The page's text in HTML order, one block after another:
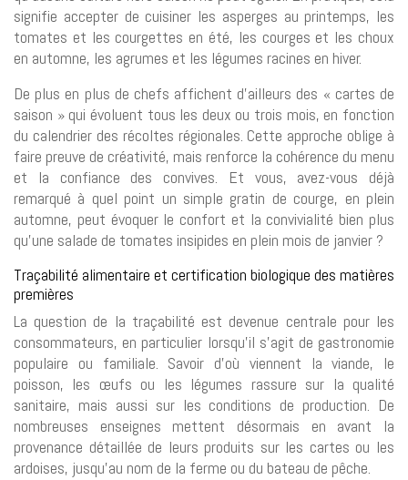
signifie accepter de cuisiner les asperges au printemps, les
tomates et les courgettes en été, les courges et les choux
en automne, les agrumes et les légumes racines en hiver.
De plus en plus de chefs affichent d’ailleurs des « cartes de
saison » qui évoluent tous les deux ou trois mois, en fonction
du calendrier des récoltes régionales. Cette approche oblige à
faire preuve de créativité, mais renforce la cohérence du menu
et la confiance des convives. Et vous, avez-vous déjà
remarqué à quel point un simple gratin de courge, en plein
automne, peut évoquer le confort et la convivialité bien plus
qu’une salade de tomates insipides en plein mois de janvier ?
Traçabilité alimentaire et certification biologique des matières
premières
La question de la traçabilité est devenue centrale pour les
consommateurs, en particulier lorsqu’il s’agit de gastronomie
populaire ou familiale. Savoir d’où viennent la viande, le
poisson, les œufs ou les légumes rassure sur la qualité
sanitaire, mais aussi sur les conditions de production. De
nombreuses enseignes mettent désormais en avant la
provenance détaillée de leurs produits sur les cartes ou les
ardoises, jusqu’au nom de la ferme ou du bateau de pêche.